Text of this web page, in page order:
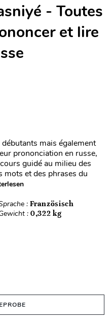
- Toutes
et lire
mais également
prononciation en russe,
guidé au milieu des
mots et des phrases du
: Französisch
: 0,322 kg